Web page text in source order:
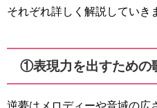
それぞれ詳しく解説していき
①表現力を出すための
逆夢はメロディーや音域の広